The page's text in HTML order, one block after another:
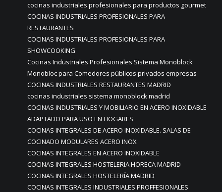
cocinas industriales profesionales para productos gourmet
COCINAS INDUSTRIALES PROFESIONALES PARA
RESTAURANTES
COCINAS INDUSTRIALES PROFESIONALES PARA
SHOWCOOKING
Cocinas Industriales Profesionales Sistema Monoblock
Monobloc para Comedores públicos privados empresas
COCINAS INDUSTRIALES RESTAURANTES MADRID
cocinas industriales sistema monoblock madrid
COCINAS INDUSTRIALES Y MOBILIARIO EN ACERO INOXIDABLE
ADAPTADO PARA USO EN HOGARES
COCINAS INTEGRALES DE ACERO INOXIDABLE. SALAS DE
COCINADO MODULARES ACERO INOX
COCINAS INTEGRALES EN ACERO INOXIDABLE
COCINAS INTEGRALES HOSTELERIA HORECA MADRID
COCINAS INTEGRALES HOSTELERÍA MADRID
COCINAS INTEGRALES INDUSTRIALES PROFFESIONALES